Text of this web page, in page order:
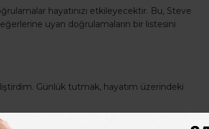
hayatınızı etkileyecektir. Bu, Steve
uyan doğrulamaların bir listesini
Günlük tutmak, hayatım üzerindeki
ve gününüzü planlamak için bir günlük